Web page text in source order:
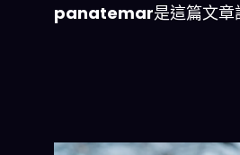
panatemar是這篇文